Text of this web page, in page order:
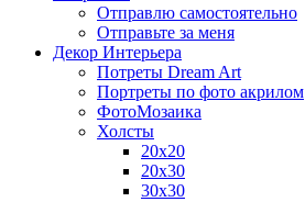
Отправлю самостоятельно
Отправьте за меня
Декор Интерьера
Потреты Dream Art
Портреты по фото акрилом
ФотоМозаика
Холсты
20х20
20х30
30х30